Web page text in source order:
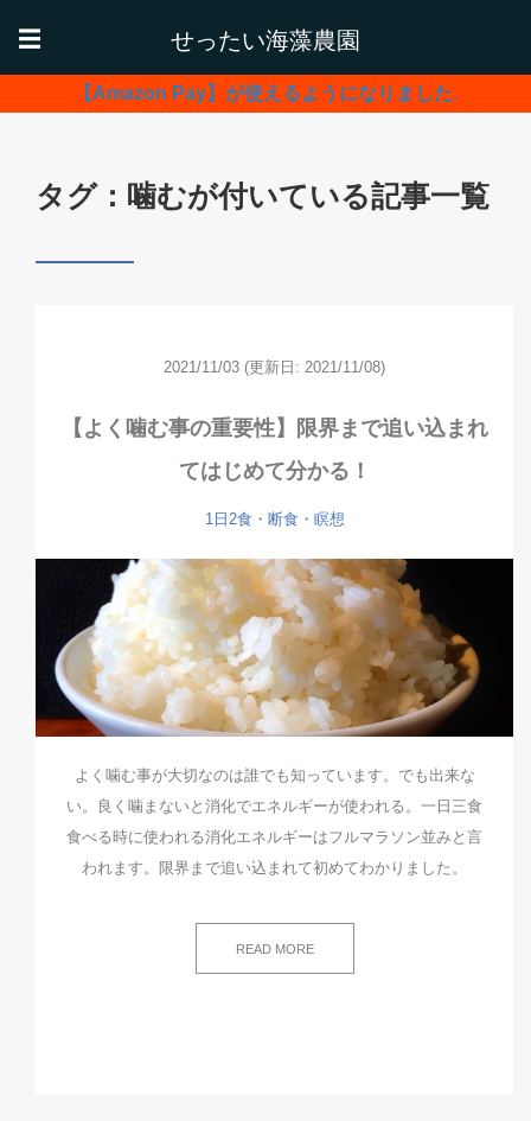
☰ せったい海藻農園
【Amazon Pay】が使えるようになりました.
タグ：噛むが付いている記事一覧
2021/11/03 (更新日: 2021/11/08)
【よく噛む事の重要性】限界まで追い込まれ
てはじめて分かる！
1日2食・断食・瞑想
よく噛む事が大切なのは誰でも知っています。でも出来な
い。良く噛まないと消化でエネルギーが使われる。一日三食
食べる時に使われる消化エネルギーはフルマラソン並みと言
われます。限界まで追い込まれて初めてわかりました。
READ MORE